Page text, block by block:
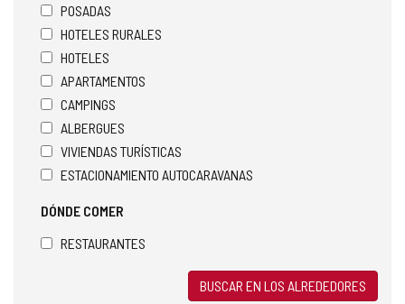
POSADAS
HOTELES RURALES
HOTELES
APARTAMENTOS
CAMPINGS
ALBERGUES
VIVIENDAS TURÍSTICAS
ESTACIONAMIENTO AUTOCARAVANAS
DÓNDE COMER
RESTAURANTES
BUSCAR EN LOS ALREDEDORES